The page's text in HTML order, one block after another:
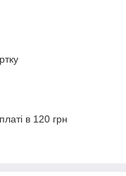
в 120 грн